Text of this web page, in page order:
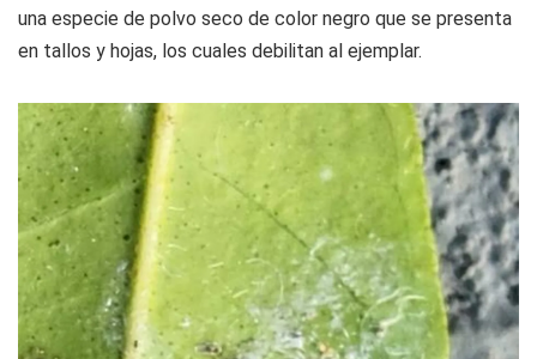
una especie de polvo seco de color negro que se presenta
en tallos y hojas, los cuales debilitan al ejemplar.